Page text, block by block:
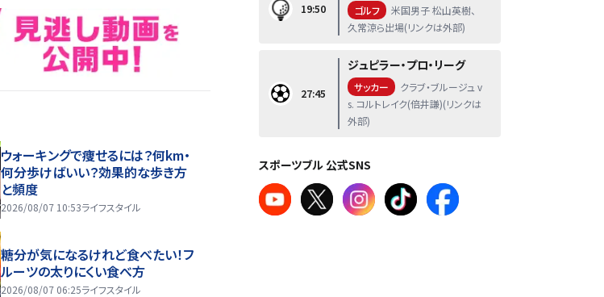
ウォーキングで痩せるには？何km・
何分歩けばいい？効果的な歩き方
と頻度
2026/08/07 10:53ライフスタイル
糖分が気になるけれど食べたい！フ
ルーツの太りにくい食べ方
2026/08/07 06:25ライフスタイル
19:50 ゴルフ
米国男子 松山英樹、
久常涼ら出場(リンクは外部)
27:45
ジュピラー・プロ・リーグ
サッカー
クラブ・ブルージュ v
s. コルトレイク(倍井謙)(リンクは
外部)
スポーツブル 公式SNS